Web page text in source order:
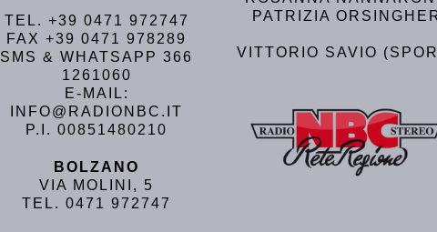
TEL. +39 0471 972747
FAX +39 0471 978289
SMS & WHATSAPP 366
1261060
E-MAIL:
INFO@RADIONBC.IT
P.I. 00851480210
BOLZANO
VIA MOLINI, 5
TEL. 0471 972747
PATRIZIA
VITTORIO SAVIO